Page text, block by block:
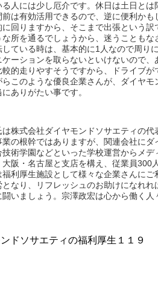
る人には少し厄介です。休日は土日と
は有効活用できるので、逆に便利か
に回りますから、そこまで出張という
な所を通るでしょうから、迷うことも
している時は、基本的に1人なので周り
ケーションを取らないといけないので
較的走りやすそうですから、ドライブ
らこのような優良企業さんが、ダイヤ
ありがたい事です。
は株式会社ダイヤモンドソサエティの
業の根幹ではありますが、関連会社に
技術学園などといった学校運営からメ
大阪・名古屋と支店を構え、従業員300
福利厚生施設として様々な企業さんに
なり、リフレッシュのお助けになれ
いましょう。宗澤政宏は心から働く人
ドソサエティの福利厚生１１９